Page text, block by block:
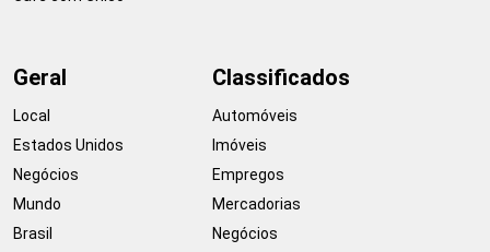
Geral
Local
Estados Unidos
Negócios
Mundo
Brasil
Classificados
Automóveis
Imóveis
Empregos
Mercadorias
Negócios